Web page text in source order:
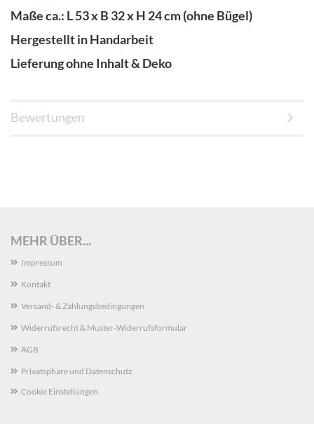
Maße ca.: L 53 x B 32 x H 24 cm (ohne Bügel)
Hergestellt in Handarbeit
Lieferung ohne Inhalt & Deko
Bewertungen
MEHR ÜBER...
Impressum
Kontakt
Versand- & Zahlungsbedingungen
Widerrufsrecht & Muster-Widerrufsformular
AGB
Privatsphäre und Datenschutz
Cookie Einstellungen